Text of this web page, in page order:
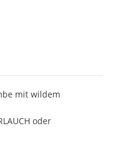
mit wildem
oder